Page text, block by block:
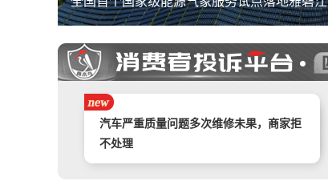
携程旅游APP非因消费者原因主票已退，
附属票不退费。
举报镇江豪利汽车销售服务有限公司拒不
退款
汽车严重质量问题多次维修未果，商家拒
不处理
奇富借条（原360借条）暴力催收